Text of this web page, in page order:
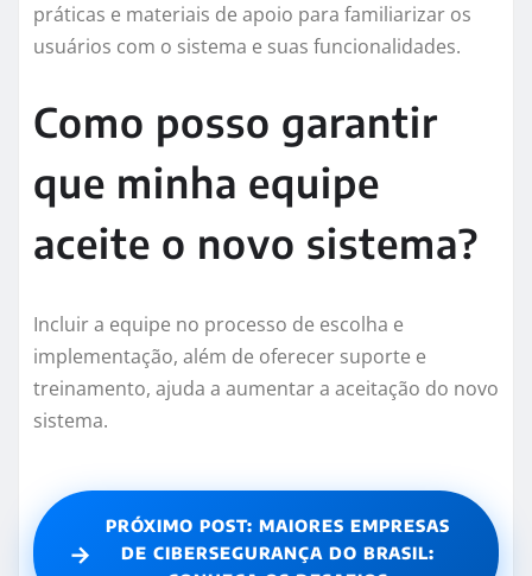
práticas e materiais de apoio para familiarizar os
usuários com o sistema e suas funcionalidades.
Como posso garantir
que minha equipe
aceite o novo sistema?
Incluir a equipe no processo de escolha e
implementação, além de oferecer suporte e
treinamento, ajuda a aumentar a aceitação do novo
sistema.
→
PRÓXIMO POST: MAIORES EMPRESAS
DE CIBERSEGURANÇA DO BRASIL: